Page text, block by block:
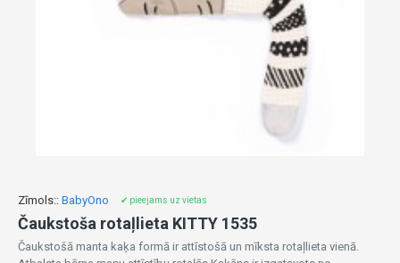
Zīmols:: BabyOno ✔ pieejams uz vietas
Čaukstoša rotaļlieta KITTY 1535
Čaukstošā manta kaķa formā ir attīstošā un mīksta rotaļlieta vienā.